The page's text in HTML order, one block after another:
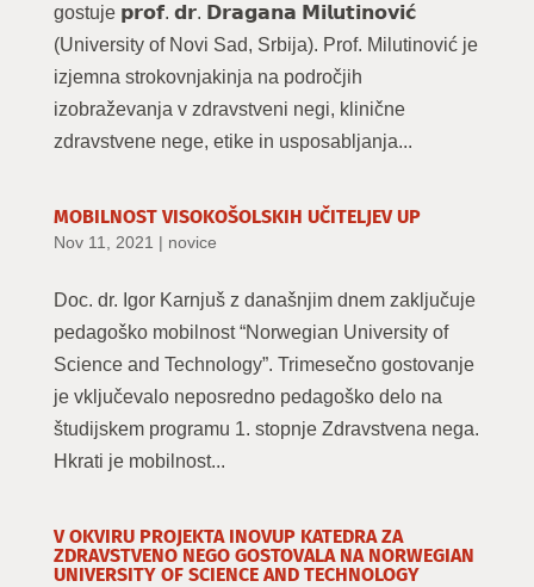
gostuje 𝗽𝗿𝗼𝗳. 𝗱𝗿. 𝗗𝗿𝗮𝗴𝗮𝗻𝗮 𝗠𝗶𝗹𝘂𝘁𝗶𝗻𝗼𝘃𝗶𝗰́
(University of Novi Sad, Srbija). Prof. Milutinović je
izjemna strokovnjakinja na področjih
izobraževanja v zdravstveni negi, klinične
zdravstvene nege, etike in usposabljanja...
MOBILNOST VISOKOŠOLSKIH UČITELJEV UP
Nov 11, 2021 | novice
Doc. dr. Igor Karnjuš z današnjim dnem zaključuje
pedagoško mobilnost “Norwegian University of
Science and Technology”. Trimesečno gostovanje
je vključevalo neposredno pedagoško delo na
študijskem programu 1. stopnje Zdravstvena nega.
Hkrati je mobilnost...
V OKVIRU PROJEKTA INOVUP KATEDRA ZA
ZDRAVSTVENO NEGO GOSTOVALA NA NORWEGIAN
UNIVERSITY OF SCIENCE AND TECHNOLOGY